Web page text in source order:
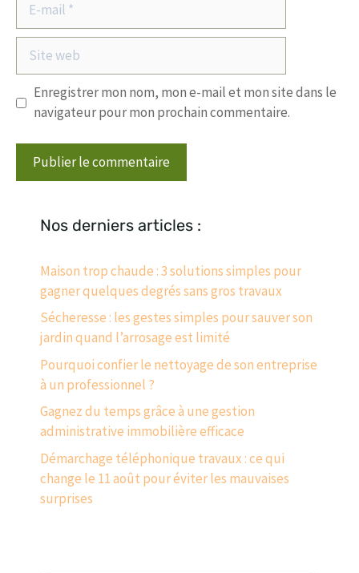
mail
Site
web
Enregistrer mon nom, mon e-mail et mon site dans le
navigateur pour mon prochain commentaire.
Nos derniers articles :
Maison trop chaude : 3 solutions simples pour
gagner quelques degrés sans gros travaux
Sécheresse : les gestes simples pour sauver son
jardin quand l’arrosage est limité
Pourquoi confier le nettoyage de son entreprise
à un professionnel ?
Gagnez du temps grâce à une gestion
administrative immobilière efficace
Démarchage téléphonique travaux : ce qui
change le 11 août pour éviter les mauvaises
surprises